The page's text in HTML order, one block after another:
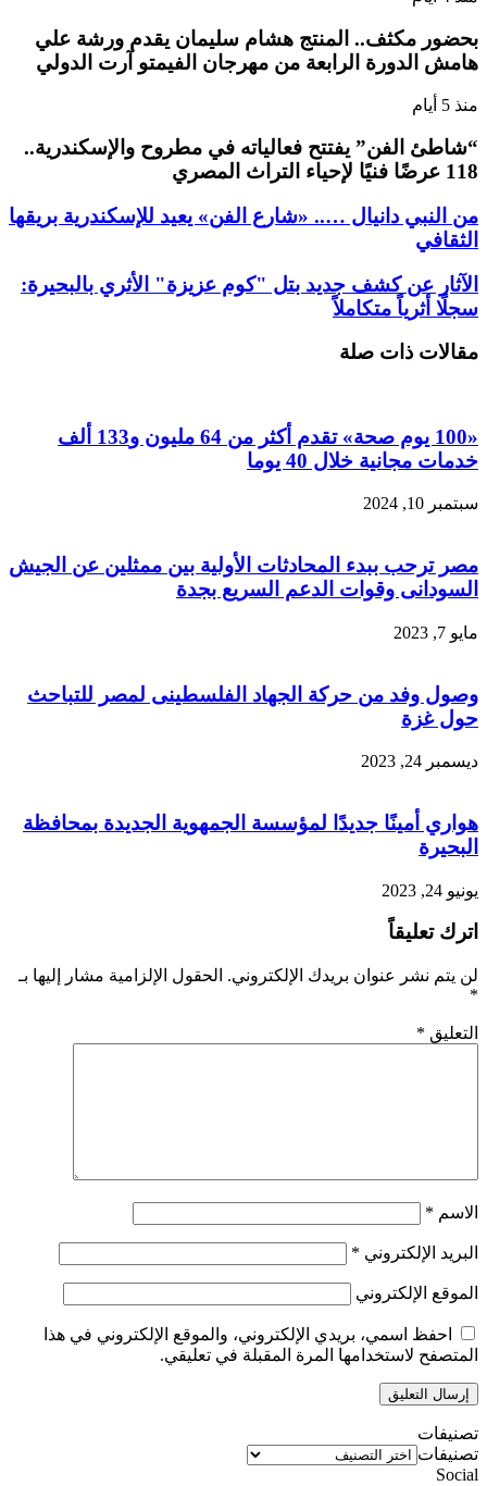
بحضور مكثف.. المنتج هشام سليمان يقدم ورشة علي
هامش الدورة الرابعة من مهرجان الفيمتو آرت الدولي
منذ 5 أيام
“شاطئ الفن” يفتتح فعالياته في مطروح والإسكندرية..
118 عرضًا فنيًا لإحياء التراث المصري
من النبي دانيال ….. «شارع الفن» يعيد للإسكندرية بريقها
الثقافي
الآثار عن كشف جديد بتل "كوم عزيزة" الأثري بالبحيرة:
سجلًا أثرياً متكاملاً
مقالات ذات صلة
«100 يوم صحة» تقدم أكثر من 64 مليون و133 ألف
خدمات مجانية خلال 40 يوما
سبتمبر 10, 2024
مصر ترحب ببدء المحادثات الأولية بين ممثلين عن الجيش
السودانى وقوات الدعم السريع بجدة
مايو 7, 2023
وصول وفد من حركة الجهاد الفلسطينى لمصر للتباحث
حول غزة
ديسمبر 24, 2023
هواري أمينًا جديدًا لمؤسسة الجمهوية الجديدة بمحافظة
البحيرة
يونيو 24, 2023
اترك تعليقاً
لن يتم نشر عنوان بريدك الإلكتروني. الحقول الإلزامية مشار إليها بـ
*
التعليق *
الاسم *
البريد الإلكتروني *
الموقع الإلكتروني
احفظ اسمي، بريدي الإلكتروني، والموقع الإلكتروني في هذا
المتصفح لاستخدامها المرة المقبلة في تعليقي.
تصنيفات
تصنيفات
Social